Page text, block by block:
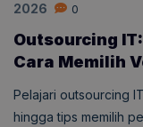
2026
0
Outsourcing
Cara Memilih
Pelajari outsourcing
hingga tips memilih